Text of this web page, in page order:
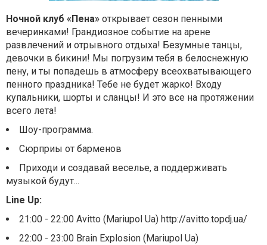
Ночной клуб «Пена» открывает сезон пенными
вечеринками! Грандиозное событие на арене
развлечений и отрывного отдыха! Безумные танцы,
девочки в бикини! Мы погрузим тебя в белоснежную
пену, и ты попадешь в атмосферу всеохватывающего
пенного праздника! Тебе не будет жарко! Входу
купальники, шорты и сланцы! И это все на протяжении
всего лета!
Шоу-программа.
Сюрприы от барменов
Приходи и создавай веселье, а поддерживать
музыкой будут...
Line Up:
21:00 - 22:00 Avitto (Mariupol Ua) http://avitto.topdj.ua/
22:00 - 23:00 Brain Explosion (Mariupol Ua)